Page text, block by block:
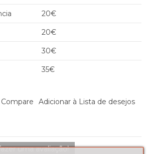
20€
20€
30€
35€
Adicionar à Lista de desejos
uma avaliação!